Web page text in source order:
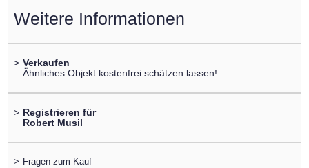
Weitere Informationen
> Verkaufen
Ähnliches Objekt kostenfrei schätzen lassen!
> Registrieren für
Robert Musil
> Fragen zum Kauf